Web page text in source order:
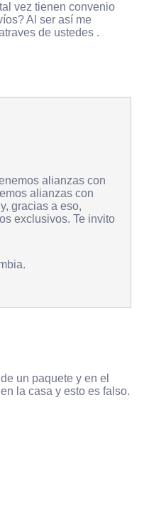
vez tienen convenio
Al ser así me
de ustedes .
alianzas con
alianzas con
gracias a eso,
exclusivos. Te invito
un paquete y en el
la casa y esto es falso.